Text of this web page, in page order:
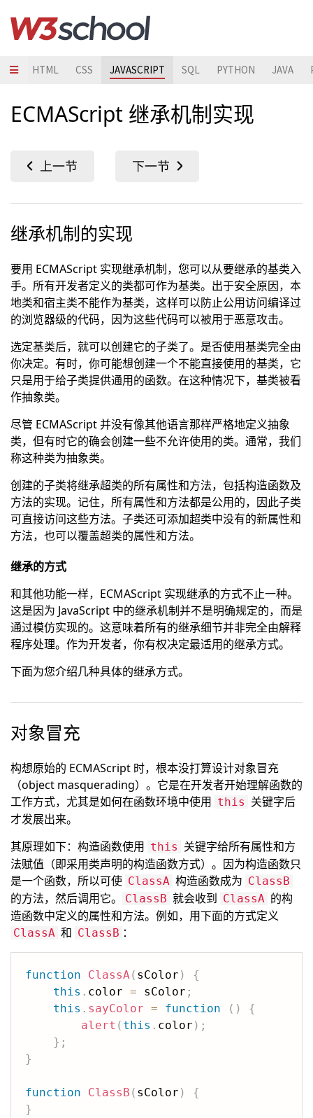
HTML CSS JAVASCRIPT SQL PYTHON JAVA
ECMAScript 继承机制实现
继承机制的实现
要用 ECMAScript 实现继承机制，您可以从要继承的基类入
手。所有开发者定义的类都可作为基类。出于安全原因，本
地类和宿主类不能作为基类，这样可以防止公用访问编译过
的浏览器级的代码，因为这些代码可以被用于恶意攻击。
选定基类后，就可以创建它的子类了。是否使用基类完全由
你决定。有时，你可能想创建一个不能直接使用的基类，它
只是用于给子类提供通用的函数。在这种情况下，基类被看
作抽象类。
尽管 ECMAScript 并没有像其他语言那样严格地定义抽象
类，但有时它的确会创建一些不允许使用的类。通常，我们
称这种类为抽象类。
创建的子类将继承超类的所有属性和方法，包括构造函数及
方法的实现。记住，所有属性和方法都是公用的，因此子类
可直接访问这些方法。子类还可添加超类中没有的新属性和
方法，也可以覆盖超类的属性和方法。
继承的方式
和其他功能一样，ECMAScript 实现继承的方式不止一种。
这是因为 JavaScript 中的继承机制并不是明确规定的，而是
通过模仿实现的。这意味着所有的继承细节并非完全由解释
程序处理。作为开发者，你有权决定最适用的继承方式。
下面为您介绍几种具体的继承方式。
对象冒充
构想原始的 ECMAScript 时，根本没打算设计对象冒充
（object masquerading）。它是在开发者开始理解函数的
工作方式，尤其是如何在函数环境中使用 this 关键字后
才发展出来。
其原理如下：构造函数使用 this 关键字给所有属性和方
法赋值（即采用类声明的构造函数方式）。因为构造函数只
是一个函数，所以可使 ClassA 构造函数成为 ClassB
的方法，然后调用它。 ClassB 就会收到 ClassA 的构
造函数中定义的属性和方法。例如，用下面的方式定义
ClassA 和 ClassB ：
function ClassA( sColor )
{
this . color = sColor ;
this . sayColor = function ( )
{
alert ( this . color ) ;
} ;
}
function ClassB ( sColor )
{
}